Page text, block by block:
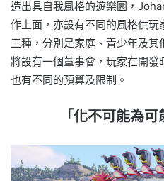
造出具自我風格的遊樂園，
作上面，亦設有不同的風格供
三種，分別是家庭、青少年及
將設有一個董事會，玩家在開
也有不同的預算及限制。
「化不可能為可